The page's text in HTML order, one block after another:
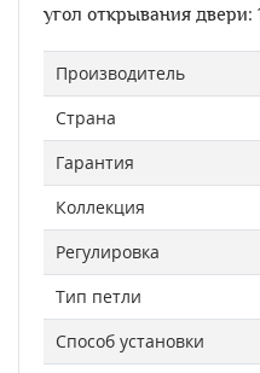
угол открывания двери:
Производитель
Страна
Гарантия
Коллекция
Регулировка
Тип петли
Способ установки